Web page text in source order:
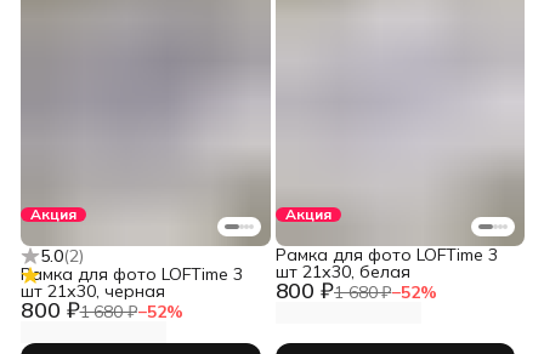
Акция
5.0(2)
800 ₽1 680 ₽−52%
Рамка для фото LOFTime 3
шт 21х30, черная
Акция
800 ₽1 680 ₽−52%
Рамка для фото LOFTime 3
шт 21х30, белая